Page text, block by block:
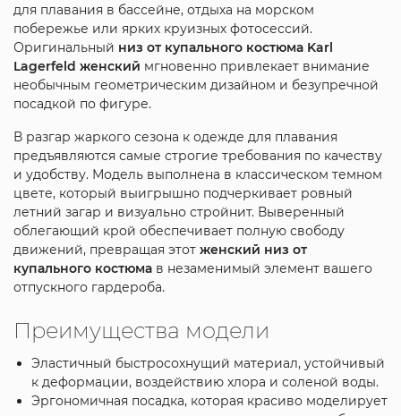
для плавания в бассейне, отдыха на морском
побережье или ярких круизных фотосессий.
Оригинальный низ от купального костюма Karl
Lagerfeld женский мгновенно привлекает внимание
необычным геометрическим дизайном и безупречной
посадкой по фигуре.
В разгар жаркого сезона к одежде для плавания
предъявляются самые строгие требования по качеству
и удобству. Модель выполнена в классическом темном
цвете, который выигрышно подчеркивает ровный
летний загар и визуально стройнит. Выверенный
облегающий крой обеспечивает полную свободу
движений, превращая этот женский низ от
купального костюмав незаменимый элемент вашего
отпускного гардероба.
Преимущества модели
Эластичный быстросохнущий материал, устойчивый
к деформации, воздействию хлора и соленой воды.
Эргономичная посадка, которая красиво моделирует